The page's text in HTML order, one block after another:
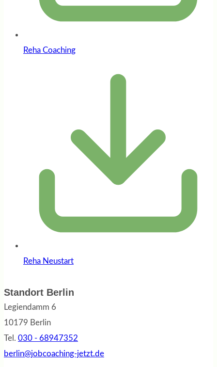
Reha Coaching
Reha Neustart
Standort Berlin
Legiendamm 6
10179 Berlin
Tel. 030 - 68947352
berlin@jobcoaching-jetzt.de